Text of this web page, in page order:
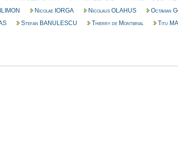
Nicolae IORGA Nicolaus OLAHUS Octavian
Stefan BANULESCU Thierry de Montbrial Titu